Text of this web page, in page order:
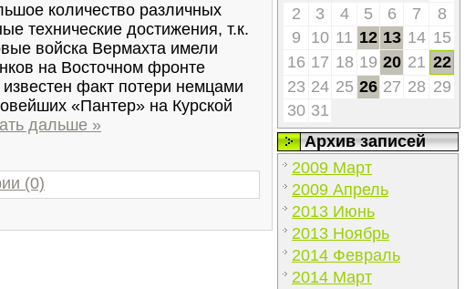
количество различных
технические достижения, т.к.
войска Вермахта имели
на Восточном фронте
факт потери немцами
«Пантер» на Курской
дальше »
(0)
2
3 4 5 6 7
8
9
10 11 12 13 14 15
16 17 18 19 20 21 22
23 24 25 26 27 28 29
30 31
Архив записей
2009 Март
2009 Апрель
2013 Июнь
2013 Ноябрь
2014 Февраль
2014 Март